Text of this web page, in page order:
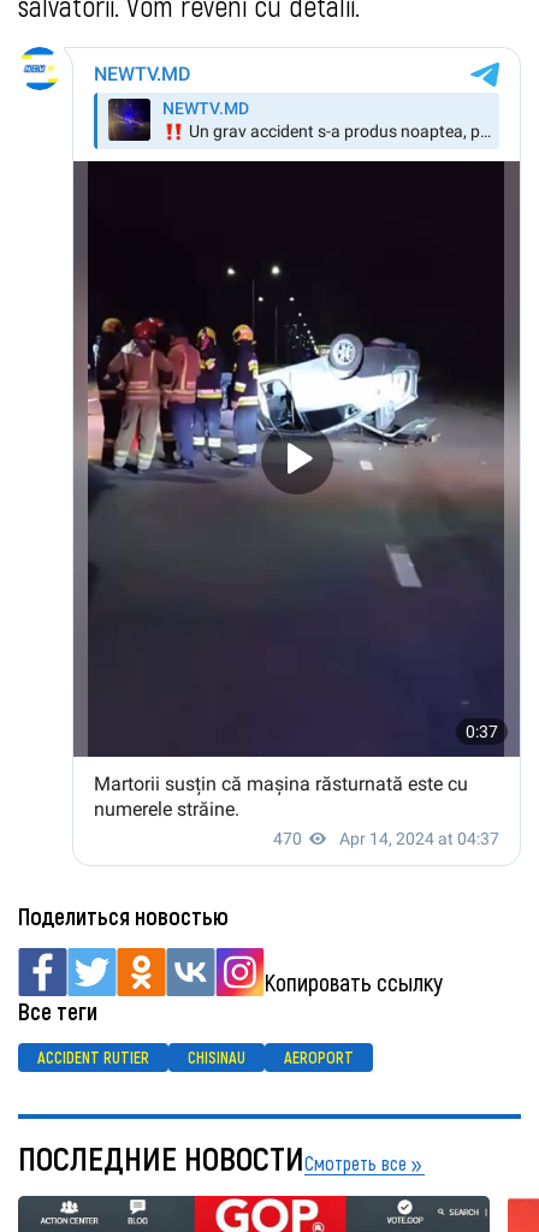
Поделиться новостью
Копировать ссылку
Все теги
ACCIDENT RUTIER CHISINAU AEROPORT
ПОСЛЕДНИЕ НОВОСТИСмотреть все